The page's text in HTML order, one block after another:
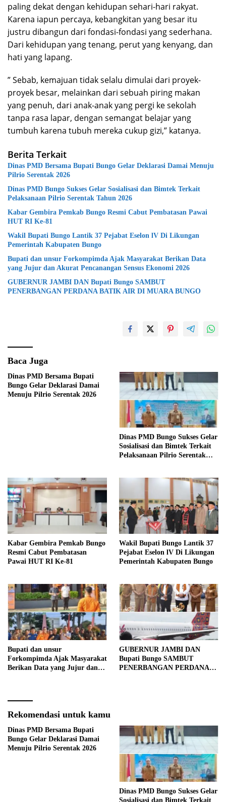
paling dekat dengan kehidupan sehari-hari rakyat.
Karena iapun percaya, kebangkitan yang besar itu
justru dibangun dari fondasi-fondasi yang sederhana.
Dari kehidupan yang tenang, perut yang kenyang, dan
hati yang lapang.
” Sebab, kemajuan tidak selalu dimulai dari proyek-
proyek besar, melainkan dari sebuah piring makan
yang penuh, dari anak-anak yang pergi ke sekolah
tanpa rasa lapar, dengan semangat belajar yang
tumbuh karena tubuh mereka cukup gizi,” katanya.
Berita Terkait
Dinas PMD Bersama Bupati Bungo Gelar Deklarasi Damai Menuju
Pilrio Serentak 2026
Dinas PMD Bungo Sukses Gelar Sosialisasi dan Bimtek Terkait
Pelaksanaan Pilrio Serentak Tahun 2026
Kabar Gembira Pemkab Bungo Resmi Cabut Pembatasan Pawai
HUT RI Ke-81
Wakil Bupati Bungo Lantik 37 Pejabat Eselon lV Di Likungan
Pemerintah Kabupaten Bungo
Bupati dan unsur Forkompimda Ajak Masyarakat Berikan Data
yang Jujur dan Akurat Pencanangan Sensus Ekonomi 2026
GUBERNUR JAMBI DAN Bupati Bungo SAMBUT
PENERBANGAN PERDANA BATIK AIR DI MUARA BUNGO
Baca Juga
Dinas PMD Bersama Bupati
Bungo Gelar Deklarasi Damai
Menuju Pilrio Serentak 2026
Dinas PMD Bungo Sukses Gelar
Sosialisasi dan Bimtek Terkait
Pelaksanaan Pilrio Serentak
Kabar Gembira Pemkab Bungo
Resmi Cabut Pembatasan
Pawai HUT RI Ke-81
Wakil Bupati Bungo Lantik 37
Pejabat Eselon lV Di Likungan
Pemerintah Kabupaten Bungo
Bupati dan unsur
Forkompimda Ajak Masyarakat
Berikan Data yang Jujur dan
GUBERNUR JAMBI DAN
Bupati Bungo SAMBUT
PENERBANGAN PERDANA
Rekomendasi untuk kamu
Dinas PMD Bersama Bupati
Bungo Gelar Deklarasi Damai
Menuju Pilrio Serentak 2026
Dinas PMD Bungo Sukses Gelar
Sosialisasi dan Bimtek Terkait